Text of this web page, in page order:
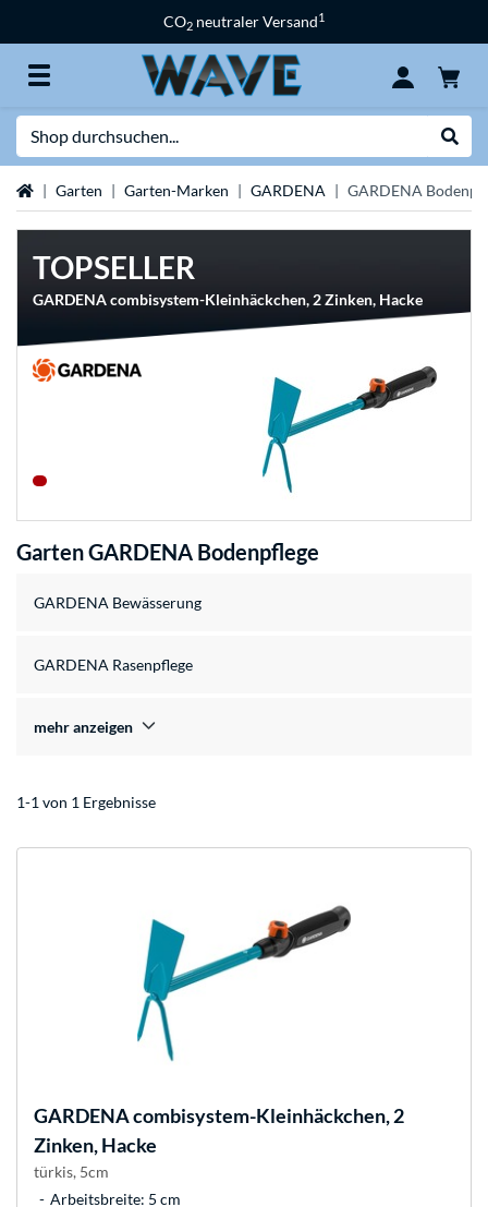
CO2 neutraler Versand1
StartseiteGarten Garten-Marken GARDENA GARDENA
TOPSELLER
GARDENA combisystem-Kleinhäckchen, 2 Zinken, Hacke
Garten GARDENA Bodenpflege
GARDENA Bewässerung
GARDENA Rasenpflege
mehr anzeigen
1-1 von 1 Ergebnisse
GARDENAcombisystem-Kleinhäckchen, 2
Zinken, Hacke
türkis, 5cm
Arbeitsbreite: 5 cm